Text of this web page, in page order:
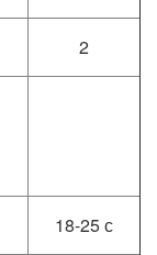
2
18-25 с